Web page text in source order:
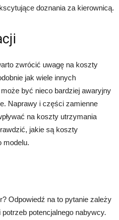
doznania za kierownicą.
zwrócić uwagę na koszty
jak wiele innych
być nieco bardziej awaryjny
Naprawy i części zamienne
na koszty utrzymania
jakie są koszty
modelu.
Odpowiedź na to pytanie zależy
potencjalnego nabywcy.